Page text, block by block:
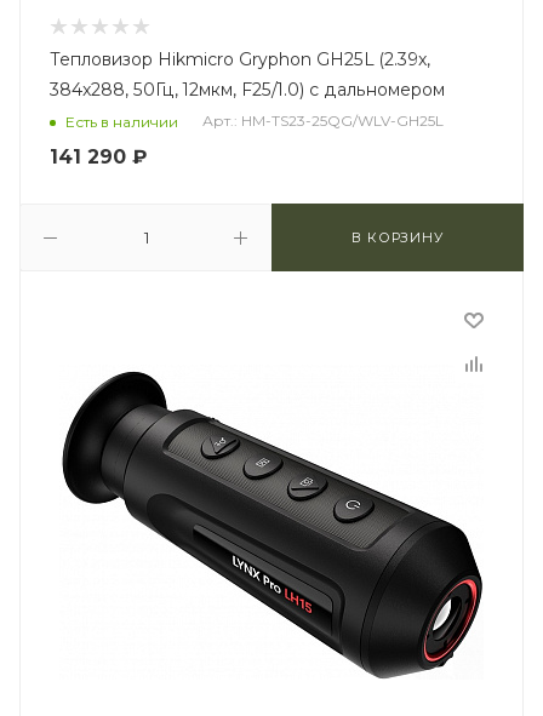
Тепловизор Hikmicro Gryphon GH25L (2.39x,
384x288, 50Гц, 12мкм, F25/1.0) с дальномером
Есть в наличии Арт.: HM-TS23-25QG/WLV-GH25L
141 290 ₽
В КОРЗИНУ